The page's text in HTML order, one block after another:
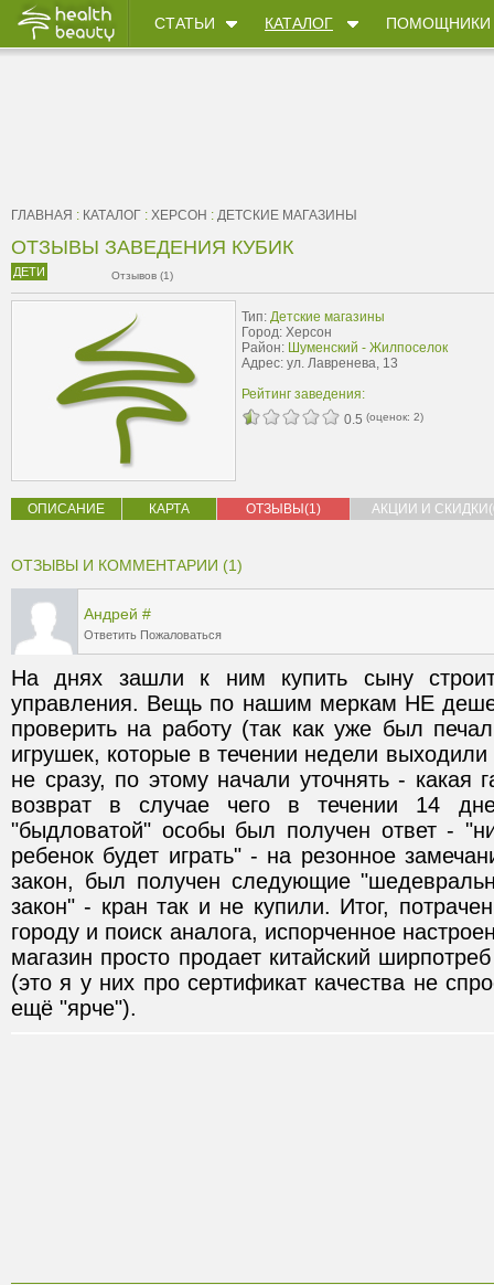
СТАТЬИ КАТАЛОГ ПОМОЩНИКИ
ГЛАВНАЯ : КАТАЛОГ : ХЕРСОН : ДЕТСКИЕ МАГАЗИНЫ
ОТЗЫВЫ ЗАВЕДЕНИЯ КУБИК
ДЕТИ Отзывов (1)
Тип: Детские магазины
Город: Херсон
Район: Шуменский - Жилпоселок
Адрес: ул. Лавренева, 13
Рейтинг заведения:
0.5 (оценок: 2)
ОПИСАНИЕ КАРТА ОТЗЫВЫ(1) АКЦИИ И
ОТЗЫВЫ И КОММЕНТАРИИ (1)
Андрей #
Ответить Пожаловаться
На днях зашли к ним купить сыну
управления. Вещь по нашим меркам НЕ
проверить на работу (так как уже был
игрушек, которые в течении недели выходили
не сразу, по этому начали уточнять - какая
возврат в случае чего в течении 14
"быдловатой" особы был получен ответ -
ребенок будет играть" - на резонное
закон, был получен следующие
закон" - кран так и не купили. Итог,
городу и поиск аналога, испорченное
магазин просто продает китайский
(это я у них про сертификат качества не
ещё "ярче").